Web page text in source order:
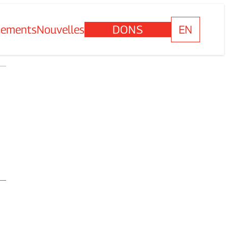
Nouvelles DONS EN